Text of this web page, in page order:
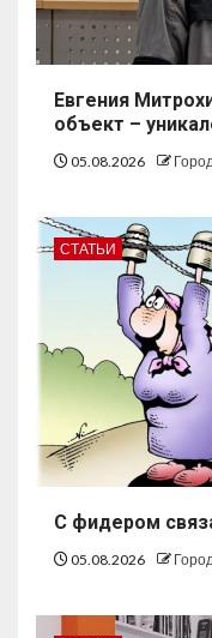
Евгения
объект –
05.08.2026
СТАТЬИ
С фидером
05.08.2026